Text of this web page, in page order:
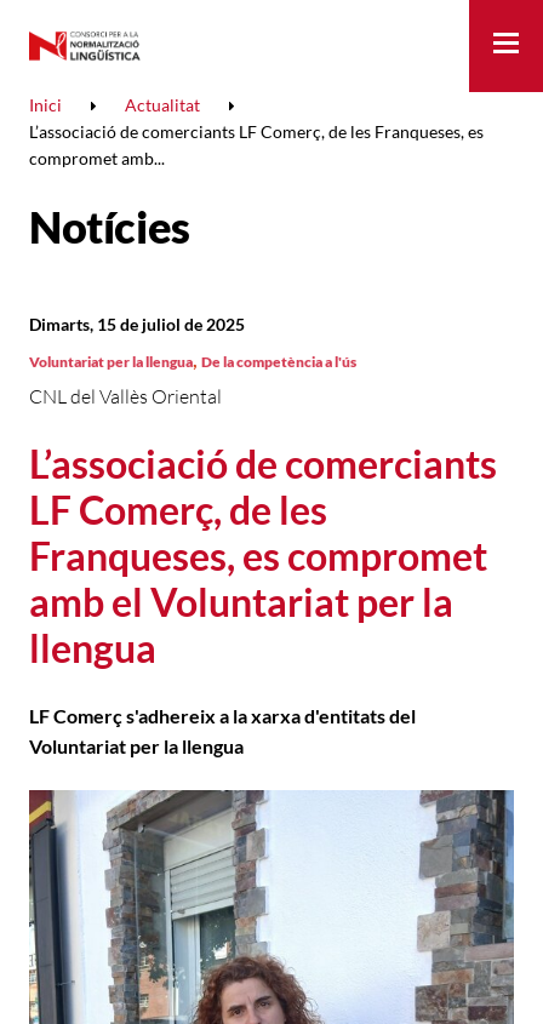
Inici
Actualitat
L’associació de comerciants LF Comerç, de les Franqueses, es
compromet amb...
Notícies
L’associació de comerciants
LF Comerç, de les
Franqueses, es compromet
amb el Voluntariat per la
llengua
CNL del Vallès Oriental
Dimarts, 15 de juliol de 2025
Voluntariat per la llengua, De la competència a l'ús
LF Comerç s'adhereix a la xarxa d'entitats del
Voluntariat per la llengua